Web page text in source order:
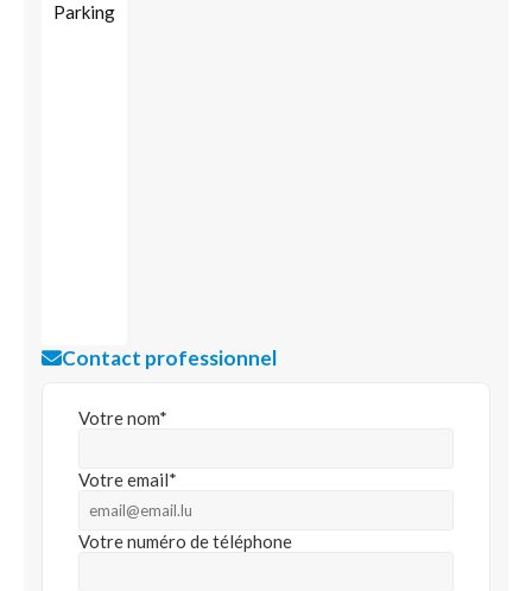
Parking
Contact professionnel
Votre nom*
Votre email*
Votre numéro de téléphone